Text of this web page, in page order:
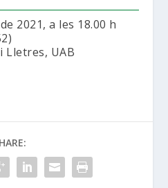
2021, a les 18.00 h
Lletres, UAB